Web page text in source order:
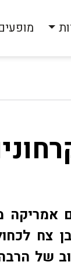
אמריקה
צח
של